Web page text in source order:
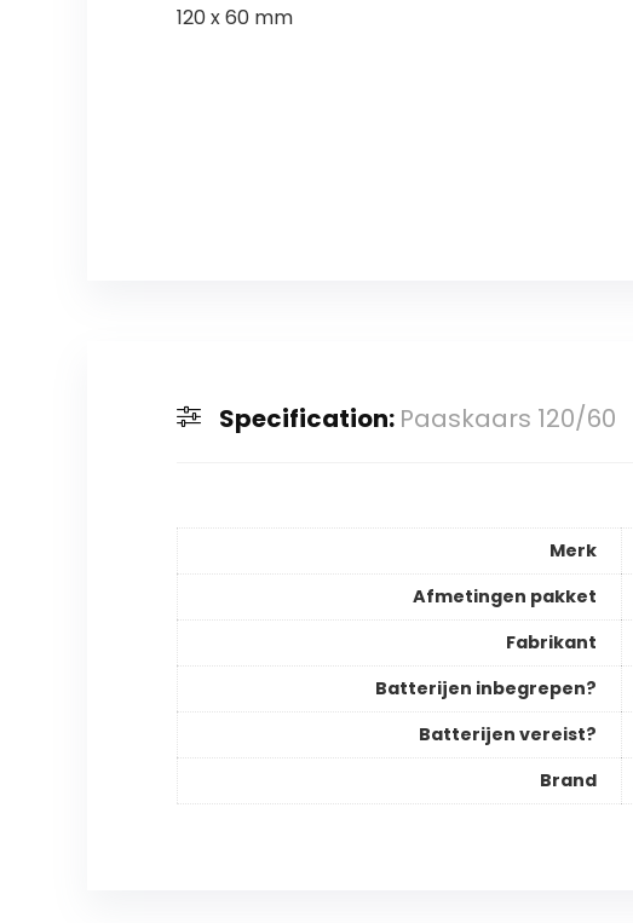
120 x 60 mm
Specification: Paaskaars 120/60
Merk
Afmetingen pakket
Fabrikant
Batterijen inbegrepen?
Batterijen vereist?
Brand